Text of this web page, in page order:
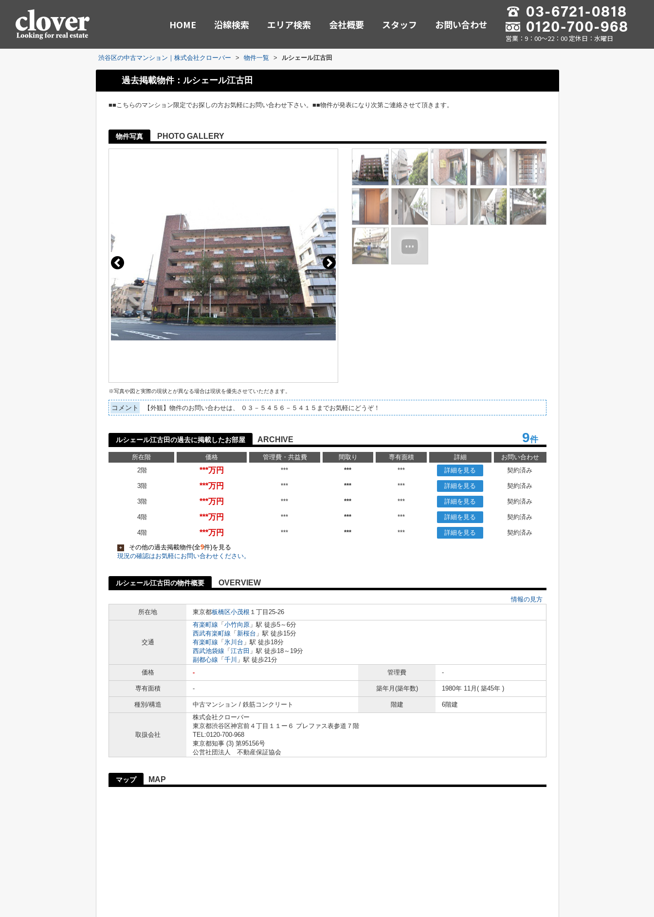
HOME 沿線検索 エリア検索 会社概要 スタッフ お問い合わせ
営業：9：00～22：00 定休日：水曜日
渋谷区の中古マンション｜株式会社クローバー > 物件一覧 > ルシェール江古田
過去掲載物件：ルシェール江古田
■■こちらのマンション限定でお探しの方お気軽にお問い合わせ下さい。■■物件が発表になり次第ご連絡させて頂きます。
物件写真 PHOTO GALLERY
※写真や図と実際の現状とが異なる場合は現状を優先させていただきます。
コメント 【外観】物件のお問い合わせは、 ０３－５４５６－５４１５までお気軽にどうぞ！
ルシェール江古田の過去に掲載したお部屋 ARCHIVE 9件
所在階 価格 管理費・共益費 間取り 専有面積 詳細
お問い合わせ
2階
***万円 *** *** *** 詳細を見る 契約済み
3階 ***万円 *** *** *** 詳細を見る 契約済み
3階 ***万円 *** *** *** 詳細を見る 契約済み
4階 ***万円 *** *** *** 詳細を見る 契約済み
4階 ***万円 *** *** *** 詳細を見る 契約済み
+ その他の過去掲載物件(全9件)を見る
現況の確認はお気軽にお問い合わせください。
ルシェール江古田の物件概要 OVERVIEW
情報の見方
所在地
東京都板橋区小茂根 １丁目25-26
交通
有楽町線 「 小竹向原 」駅 徒歩5～6分
西武有楽町線 「 新桜台 」駅 徒歩15分
有楽町線 「 氷川台 」駅 徒歩18分
西武池袋線 「 江古田 」駅 徒歩18～19分
副都心線 「 千川 」駅 徒歩21分
価格
- 管理費 -
専有面積 - 築年月(築年数) 1980年 11月( 築45年 )
種別/構造 中古マンション / 鉄筋コンクリート 階建 6階建
取扱会社
株式会社クローバー
東京都渋谷区神宮前４丁目１１ー６ プレファス表参道７階
TEL:0120-700-968
東京都知事 (3) 第95156号
公営社団法人 不動産保証協会
マップ MAP